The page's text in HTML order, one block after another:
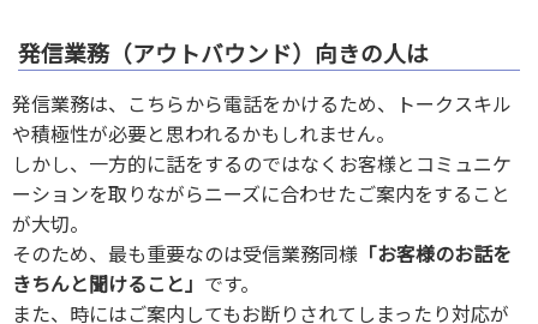
発信業務（アウトバウンド）向きの人は
発信業務は、こちらから電話をかけるため、トークスキル
や積極性が必要と思われるかもしれません。
しかし、一方的に話をするのではなくお客様とコミュニケ
ーションを取りながらニーズに合わせたご案内をすること
が大切。
そのため、最も重要なのは受信業務同様 「お客様のお話を
きちんと聞けること」 です。
また、時にはご案内してもお断りされてしまったり対応が